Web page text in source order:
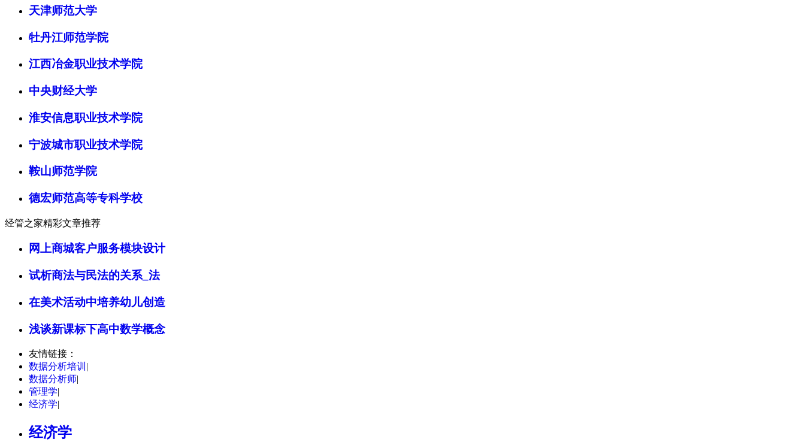
天津师范大学
牡丹江师范学院
江西冶金职业技术学院
中央财经大学
淮安信息职业技术学院
宁波城市职业技术学院
鞍山师范学院
德宏师范高等专科学校
经管之家精彩文章推荐
网上商城客户服务模块设计
试析商法与民法的关系_法
在美术活动中培养幼儿创造
浅谈新课标下高中数学概念
友情链接：
数据分析培训 |
数据分析师|
管理学|
经济学|
经济学